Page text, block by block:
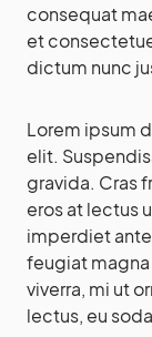
consequat
et
dictum nunc
Lorem ipsum
elit.
gravida. Cras
eros at lectus
imperdiet
feugiat
viverra, mi ut
lectus, eu